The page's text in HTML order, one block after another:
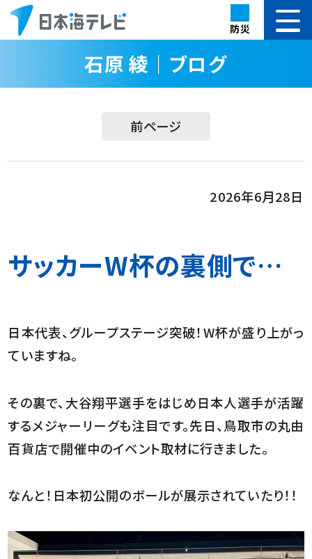
防災
石原 綾｜ブログ
前ページ
2026年6月28日
サッカーW杯の裏側で…
日本代表、グループステージ突破！W杯が盛り上がっ
ていますね。
その裏で、大谷翔平選手をはじめ日本人選手が活躍
するメジャーリーグも注目です。先日、鳥取市の丸由
百貨店で開催中のイベント取材に行きました。
なんと！日本初公開のボールが展示されていたり！！